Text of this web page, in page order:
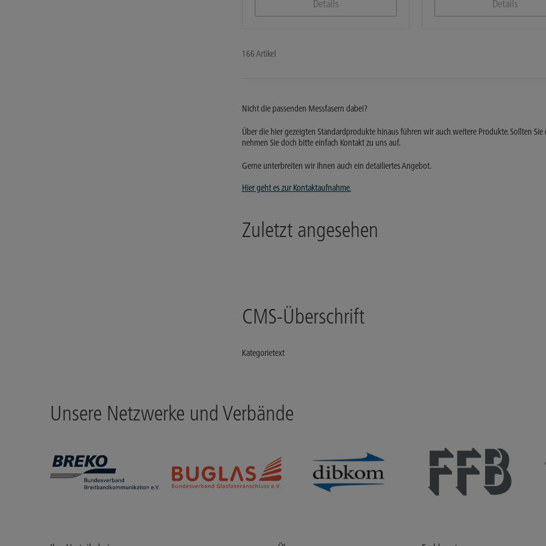
Details Details
166 Artikel
Nicht die passenden Messfasern dabei?
Über die hier gezeigten Standardprodukte hinaus führen wir auch weitere Produkte. Sollten
nehmen Sie doch bitte einfach Kontakt zu uns auf.
Gerne unterbreiten wir Ihnen auch ein detailiertes Angebot.
Hier geht es zur Kontaktaufnahme.
Zuletzt angesehen
CMS-Überschrift
Kategorietext
Unsere Netzwerke und Verbände